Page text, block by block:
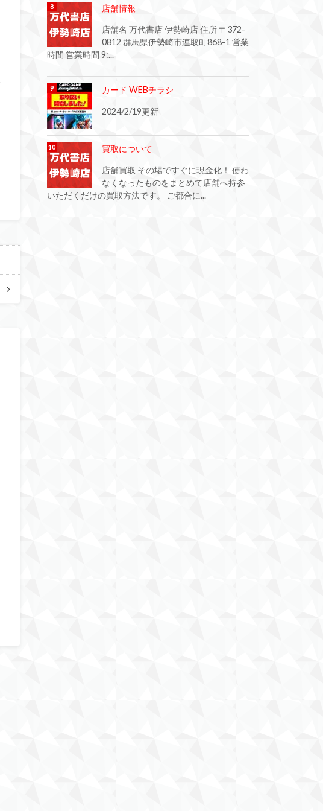
店舗情報
店舗名 万代書店 伊勢崎店 住所 〒372-
0812 群馬県伊勢崎市連取町868-1 営業
時間 営業時間 9:...
カード WEBチラシ
2024/2/19更新
買取について
店舗買取 その場ですぐに現金化！ 使わ
なくなったものをまとめて店舗へ持参
いただくだけの買取方法です。 ご都合に...